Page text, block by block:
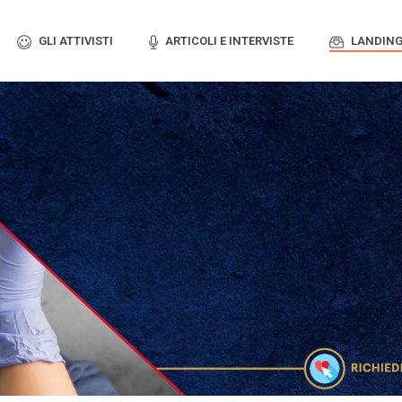
GLI ATTIVISTI ARTICOLI E INTERVISTE